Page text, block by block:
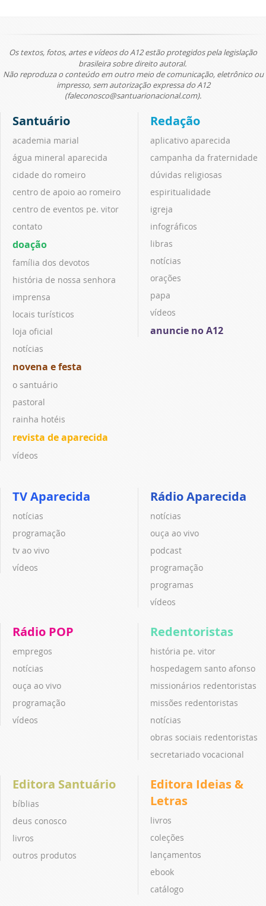
Os textos, fotos, artes e vídeos do A12 estão protegidos pela legislação
brasileira sobre direito autoral.
Não reproduza o conteúdo em outro meio de comunicação, eletrônico ou
impresso, sem autorização expressa do A12
(faleconosco@santuarionacional.com).
Santuário
academia marial
água mineral aparecida
cidade do romeiro
centro de apoio ao romeiro
centro de eventos pe. vitor
contato
doação
família dos devotos
história de nossa senhora
imprensa
locais turísticos
loja oficial
notícias
novena e festa
o santuário
pastoral
rainha hotéis
revista de aparecida
vídeos
Redação
aplicativo aparecida
campanha da fraternidade
dúvidas religiosas
espiritualidade
igreja
infográficos
libras
notícias
orações
papa
vídeos
anuncie no A12
TV Aparecida
notícias
programação
tv ao vivo
vídeos
Rádio Aparecida
notícias
ouça ao vivo
podcast
programação
programas
vídeos
Rádio POP
empregos
notícias
ouça ao vivo
programação
vídeos
Redentoristas
história pe. vitor
hospedagem santo afonso
missionários redentoristas
missões redentoristas
notícias
obras sociais redentoristas
secretariado vocacional
Editora Santuário
bíblias
deus conosco
livros
outros produtos
Editora Ideias &
Letras
livros
coleções
lançamentos
ebook
catálogo